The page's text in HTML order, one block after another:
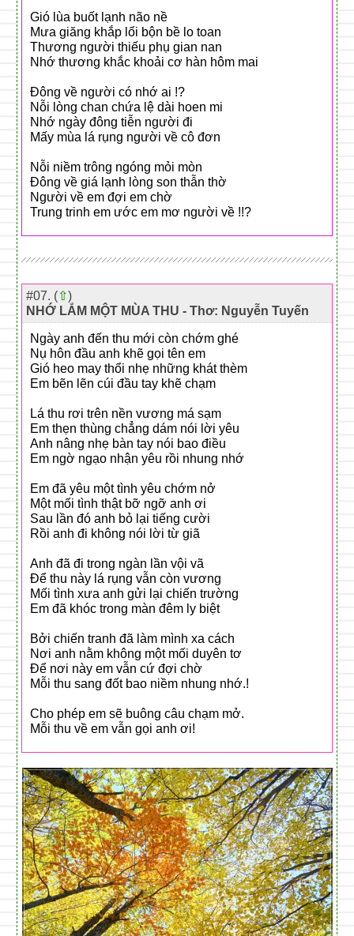
Gió lùa buốt lạnh não nề
Mưa giăng khắp lối bộn bề lo toan
Thương người thiếu phụ gian nan
Nhớ thương khắc khoải cơ hàn hôm mai
Đông về người có nhớ ai !?
Nỗi lòng chan chứa lệ dài hoen mi
Nhớ ngày đông tiễn người đi
Mấy mùa lá rụng người về cô đơn
Nỗi niềm trông ngóng mỏi mòn
Đông về giá lạnh lòng son thẫn thờ
Người về em đợi em chờ
Trung trinh em ước em mơ người về !!?
#07. (⇧)
NHỚ LẮM MỘT MÙA THU - Thơ: Nguyễn Tuyến
Ngày anh đến thu mới còn chớm ghé
Nụ hôn đầu anh khẽ gọi tên em
Gió heo may thổi nhẹ những khát thèm
Em bẽn lẽn cúi đầu tay khẽ chạm
Lá thu rơi trên nền vương má sạm
Em thẹn thùng chẳng dám nói lời yêu
Anh nâng nhẹ bàn tay nói bao điều
Em ngờ ngạo nhận yêu rồi nhung nhớ
Em đã yêu một tình yêu chớm nở
Một mối tình thật bỡ ngỡ anh ơi
Sau lần đó anh bỏ lại tiếng cười
Rồi anh đi không nói lời từ giã
Anh đã đi trong ngàn lần vội vã
Để thu này lá rụng vẫn còn vương
Mối tình xưa anh gửi lại chiến trường
Em đã khóc trong màn đêm ly biệt
Bởi chiến tranh đã làm mình xa cách
Nơi anh nằm không một mối duyên tơ
Để nơi này em vẫn cứ đợi chờ
Mỗi thu sang đốt bao niềm nhung nhớ.!
Cho phép em sẽ buông câu chạm mở.
Mỗi thu về em vẫn gọi anh ơi!